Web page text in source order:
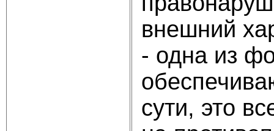
внешний
- одна из
сути, это